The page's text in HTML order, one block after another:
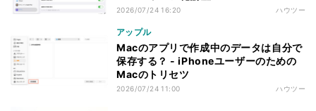
2026/07/24 16:20 ハウツー
アップル
Macのアプリで作成中のデータは自分で
保存する？ - iPhoneユーザーのための
Macのトリセツ
2026/07/24 11:00 ハウツー